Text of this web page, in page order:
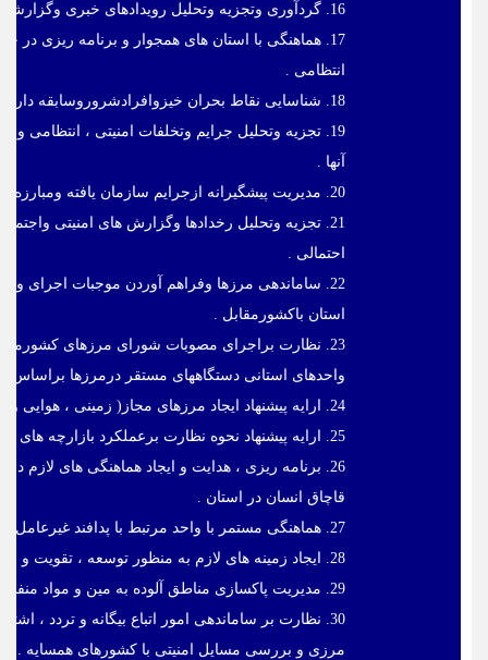
16. گردآوری وتجزیه وتحلیل رویدادهای خبری وگزارشات امنیتی وانتظامی استان و انعکاس به وزارت کشور.
17. هماهنگی با استان های همجوار و برنامه ریزی در
انتظامی .
18. شناسایی نقاط بحران خیزوافرادشروروسابقه دارواتخاذتدابیرپیشگیرانه دررابطه با آنها ونزاع های دسته جمعی .
19. تجزیه وتحلیل جرایم وتخلفات امنیتی ، انتظامی
آنها .
20. مدیریت پیشگیرانه ازجرایم سازمان یافته ومبارزه با ترویج فرق ضاله .
21. تجزیه وتحلیل رخدادها وگزارش های امنیتی
احتمالی .
22. ساماندهی مرزها وفراهم آوردن موجبات
استان باکشورمقابل .
23. نظارت براجرای مصوبات شورای مرزهای
واحدهای استانی دستگاههای مستقر درمرزها براساس
24. ارایه پیشنهاد ایجاد مرزهای مجاز( زمینی ، هوایی و دریایی ) استان به کارگروه مرزهای رسمی مستقر در وزارت کشور.
25. ارایه پیشنهاد نحوه نظارت برعملکرد بازارچه های مرزی استان .
26. برنامه ریزی ، هدایت و ایجاد هماهنگی های لازم
قاچاق انسان در استان .
27. هماهنگی مستمر با واحد مرتبط با پدافند غیرعامل در اجرای سیاست های ابلاغی در سطح استان .
28. ایجاد زمینه های لازم به منظور توسعه ، تقویت و ارتقاء معیشت و رفاه مرزنشینان در استان های مرزی .
29. مدیریت پاکسازی مناطق آلوده به مین و مواد منفجره در استان .
30. نظارت بر ساماندهی امور اتباع بیگانه و تردد ،
مرزی و بررسی مسایل امنیتی با کشورهای همسایه .